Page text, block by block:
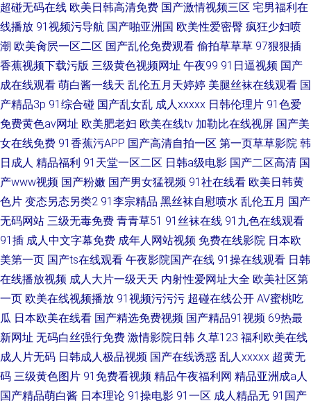
超碰无码在线 欧美日韩高清免费 国产激情视频三区 宅男福利在
线播放 91视频污导航 国产啪亚洲国 欧美性爱密臀 疯狂少妇喷
潮 欧美肏屄一区二区 国产乱伦免费观看 偷拍草草草 97狠狠插
香蕉视频下载污版 三级黄色视频网址 午夜99 91日逼视频 国产
成在线观看 萌白酱一线天 乱伦五月天婷婷 美腿丝袜在线观看 国
产精品3p 91综合碰 国产乱女乱 成人xxxxx 日韩伦理片 91色爱
免费黄色av网址 欧美肥老妇 欧美在线tv 加勒比在线视屏 国产美
女在线免费 91香蕉污APP 国产高清自拍一区 第一页草草影院 韩
日成人 精品福利 91天堂一区二区 日韩a级电影 国产二区高清 国
产www视频 国产粉嫩 国产男女猛视频 91社在线看 欧美日韩黄
色片 变态另态另类2 91李宗精品 黑丝袜自慰喷水 乱伦五月 国产
无码网站 三级无毒免费 青青草51 91丝袜在线 91九色在线观看
91插 成人中文字幕免费 成年人网站视频 免费在线影院 日本欧
美第一页 国产ts在线观看 午夜影院国产在线 91操在线观看 日韩
在线播放视频 成人大片一级天天 内射性爱网址大全 欧美社区第
一页 欧美在线视频播放 91视频污污污 超碰在线公开 AV蜜桃吃
瓜 日本欧美在线看 国产精选免费视频 国产精品91视频 69热最
新网址 无码白丝强行免费 激情影院日韩 久草123 福利欧美在线
成人片无码 日韩成人极品视频 国产在线诱惑 乱人xxxxx 超黄无
码 三级黄色图片 91免费看视频 精品午夜福利网 精品亚洲成a人
国产精品萌白酱 日本理论 91操电影 91一区 成人精品无 91国产